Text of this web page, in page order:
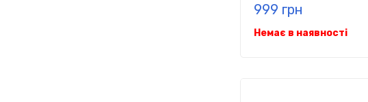
999 грн
Немає в наявності